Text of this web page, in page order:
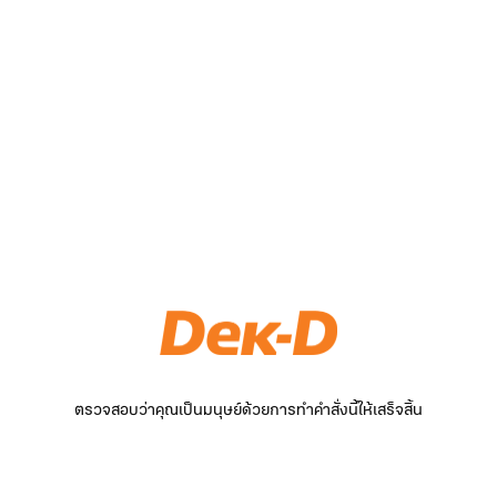
ตรวจสอบว่าคุณเป็นมนุษย์ด้วยการทำคำสั่งนี้ให้เสร็จสิ้น